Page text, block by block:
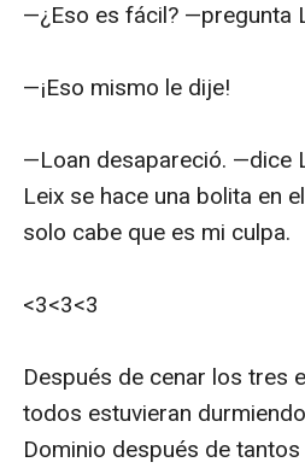
—¿Eso es fácil? —pregunta
—¡Eso mismo le dije!
—Loan desapareció. —dice
Leix se hace una bolita en
solo cabe que es mi culpa.
<3<3<3
Después de cenar los tres
todos estuvieran
Dominio después de tantos